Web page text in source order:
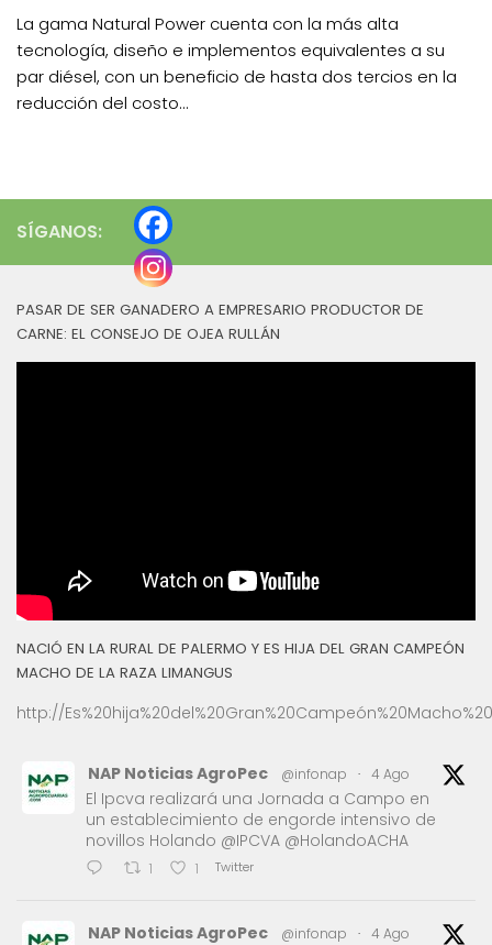
La gama Natural Power cuenta con la más alta
tecnología, diseño e implementos equivalentes a su
par diésel, con un beneficio de hasta dos tercios en la
reducción del costo...
SÍGANOS:
PASAR DE SER GANADERO A EMPRESARIO PRODUCTOR DE
CARNE: EL CONSEJO DE OJEA RULLÁN
NACIÓ EN LA RURAL DE PALERMO Y ES HIJA DEL GRAN CAMPEÓN
MACHO DE LA RAZA LIMANGUS
http://
NAP Noticias AgroPec @infonap · 4 Ago
El Ipcva realizará una Jornada a Campo en
un establecimiento de engorde intensivo de
novillos Holando @IPCVA @HolandoACHA
1 1 Twitter
NAP Noticias AgroPec @infonap · 4 Ago